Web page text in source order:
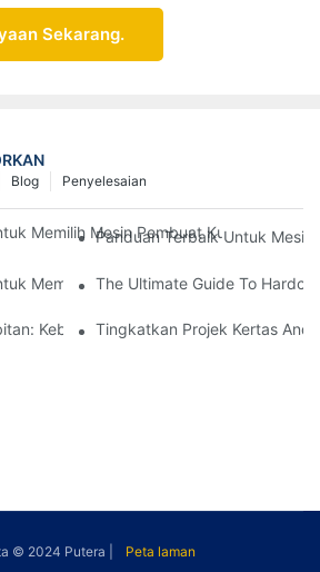
Sekarang.
Penyelesaian
Blog
Memilih Mesin Pembuat Kulit Keras
Panduan Terbaik Untuk Mesin
Memilih Mesin Pembuat Kulit Keras
The Ultimate Guide To
Kebangkitan Mesin Membuat Buku
Tingkatkan Projek Kertas
© 2024 Putera Peta laman